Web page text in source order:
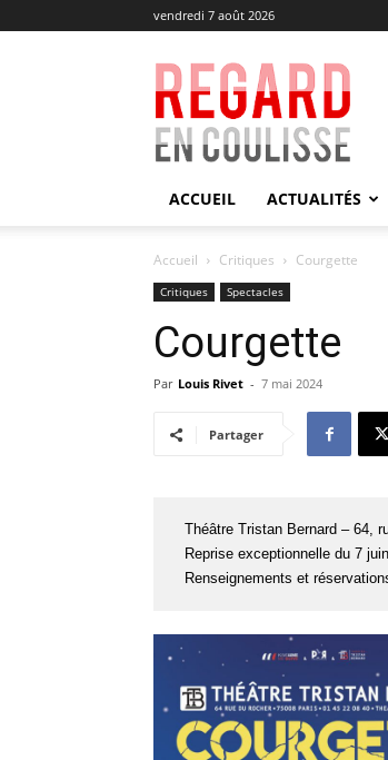
vendredi 7 août 2026
Regard
en
Coulisse
ACCUEIL ACTUALITÉS
Accueil Critiques Courgette
Critiques Spectacles
Courgette
Par Louis Rivet - 7 mai 2024
Partager
Théâtre Tristan Bernard – 64,
Reprise exceptionnelle du 7
Renseignements et